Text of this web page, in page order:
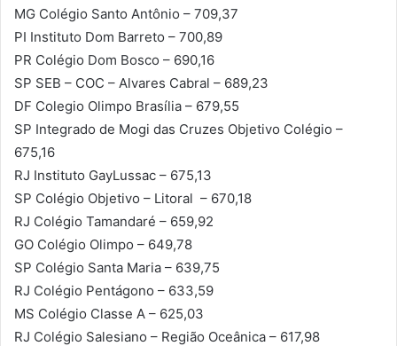
MG Colégio Santo Antônio – 709,37
PI Instituto Dom Barreto – 700,89
PR Colégio Dom Bosco – 690,16
SP SEB – COC – Alvares Cabral – 689,23
DF Colegio Olimpo Brasília – 679,55
SP Integrado de Mogi das Cruzes Objetivo Colégio –
675,16
RJ Instituto GayLussac – 675,13
SP Colégio Objetivo – Litoral – 670,18
RJ Colégio Tamandaré – 659,92
GO Colégio Olimpo – 649,78
SP Colégio Santa Maria – 639,75
RJ Colégio Pentágono – 633,59
MS Colégio Classe A – 625,03
RJ Colégio Salesiano – Região Oceânica – 617,98